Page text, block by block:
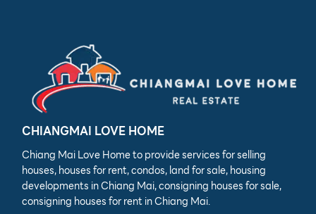
CHIANGMAI LOVE HOME
Chiang Mai Love Home to provide services for selling
houses, houses for rent, condos, land for sale, housing
developments in Chiang Mai, consigning houses for sale,
consigning houses for rent in Chiang Mai.